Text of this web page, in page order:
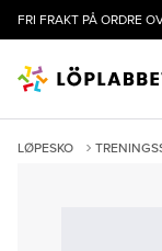
FRI FRAKT PÅ ORDRE
LØPESKO